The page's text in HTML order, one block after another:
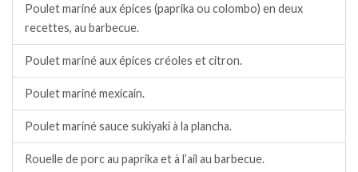
Poulet mariné aux épices (paprika ou colombo) en deux
recettes, au barbecue.
Poulet mariné aux épices créoles et citron.
Poulet mariné mexicain.
Poulet mariné sauce sukiyaki à la plancha.
Rouelle de porc au paprika et à l’ail au barbecue.